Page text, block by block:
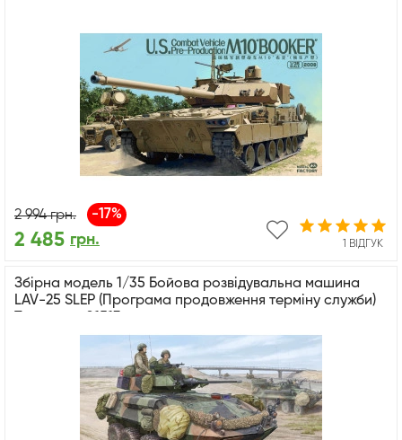
1 ВІДГУК
2 994грн. -17%
2 485 грн.
Збірна модель 1/35 Бойова розвідувальна машина
LAV-25 SLEP (Програма продовження терміну служби)